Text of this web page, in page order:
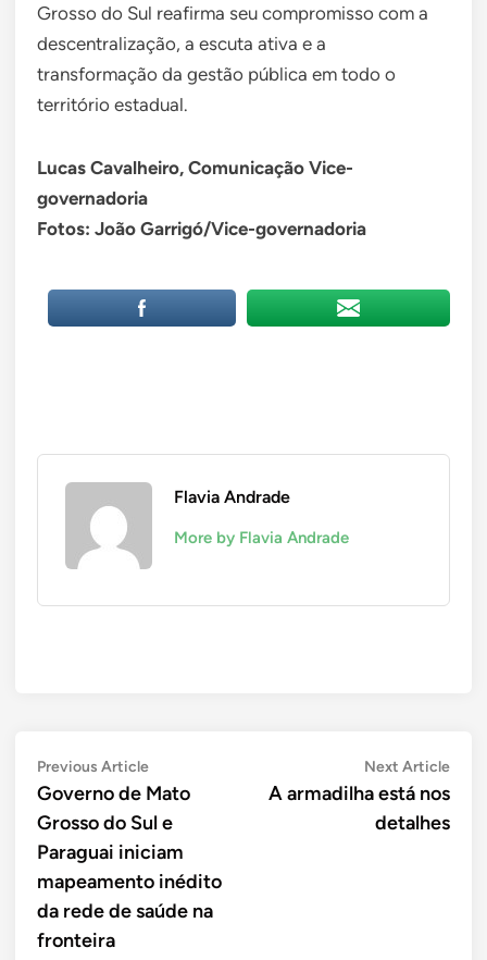
Grosso do Sul reafirma seu compromisso com a
descentralização, a escuta ativa e a
transformação da gestão pública em todo o
território estadual.
Lucas Cavalheiro, Comunicação Vice-
governadoria
Fotos: João Garrigó/Vice-governadoria
Flavia Andrade
More by Flavia Andrade
Navegação
de
Post
Previous ArticlePrevious
article:
Governo de Mato
Grosso do Sul e
Paraguai iniciam
mapeamento inédito
da rede de saúde na
fronteira
Next ArticleNext
A armadilha está nos
detalhes